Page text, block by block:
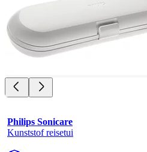
Philips Sonicare
Kunststof reisetui